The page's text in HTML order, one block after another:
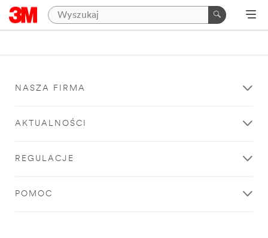
NASZA FIRMA
AKTUALNOŚCI
REGULACJE
POMOC